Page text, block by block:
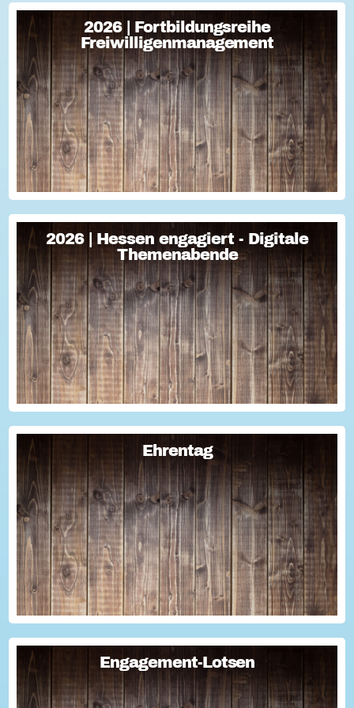
2026 | Fortbildungsreihe
Freiwilligenmanagement
2026 | Fortbildungsreihe
Freiwilligenmanagement
Freiwilligenmanagement Kompakt Strategisches
Freiwilligenmanagement und praktische Umsetzung Im Fokus
Teil 1 Für Engagement begeistern: Freiwillige gewinnen Im
Fokus Teil 2 Eine Frage der H...
2026 | Hessen engagiert - Digitale
Themenabende
2026 | Hessen engagiert - Digitale
Themenabende
Sie haben Fragen zum Thema "Versicherung im Ehrenamt"?
Oder wollten schon immer mal lernen, wie man Engagement-
Geschichten für die Öffentlichkeitsarbeit des Vereins
nutzen kann? Dann haben wir da was!...
Ehrentag
Ehrentag
Macht den Ehrentag mit eurer Aktion zu eurem "hessischen
Ehrentag"...
Engagement-Lotsen
Engagement-Lotsen
Engagement-Lotsen tragen zu einer lebendigen
Engagementkultur und damit zu einer höheren